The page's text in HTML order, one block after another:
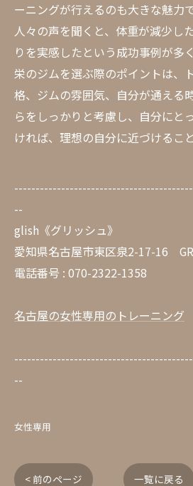
ーニングが行えるのも大きな魅力
人々の声を聞くと、体重が減少し
りを実感したという成功事例が多
栄のジムを選ぶ際のポイントは、
格、ジムの雰囲気、自分が通える
らをしっかりと考慮し、自分にと
ければ、理想の自分に近づけるこ
--
glish《グリッシュ》
愛知県名古屋市東区泉2-17-16
電話番号 : 070-2322-1358
名古屋の女性専用のトレーニング
--
女性専用
< 前のページ 一覧に戻る